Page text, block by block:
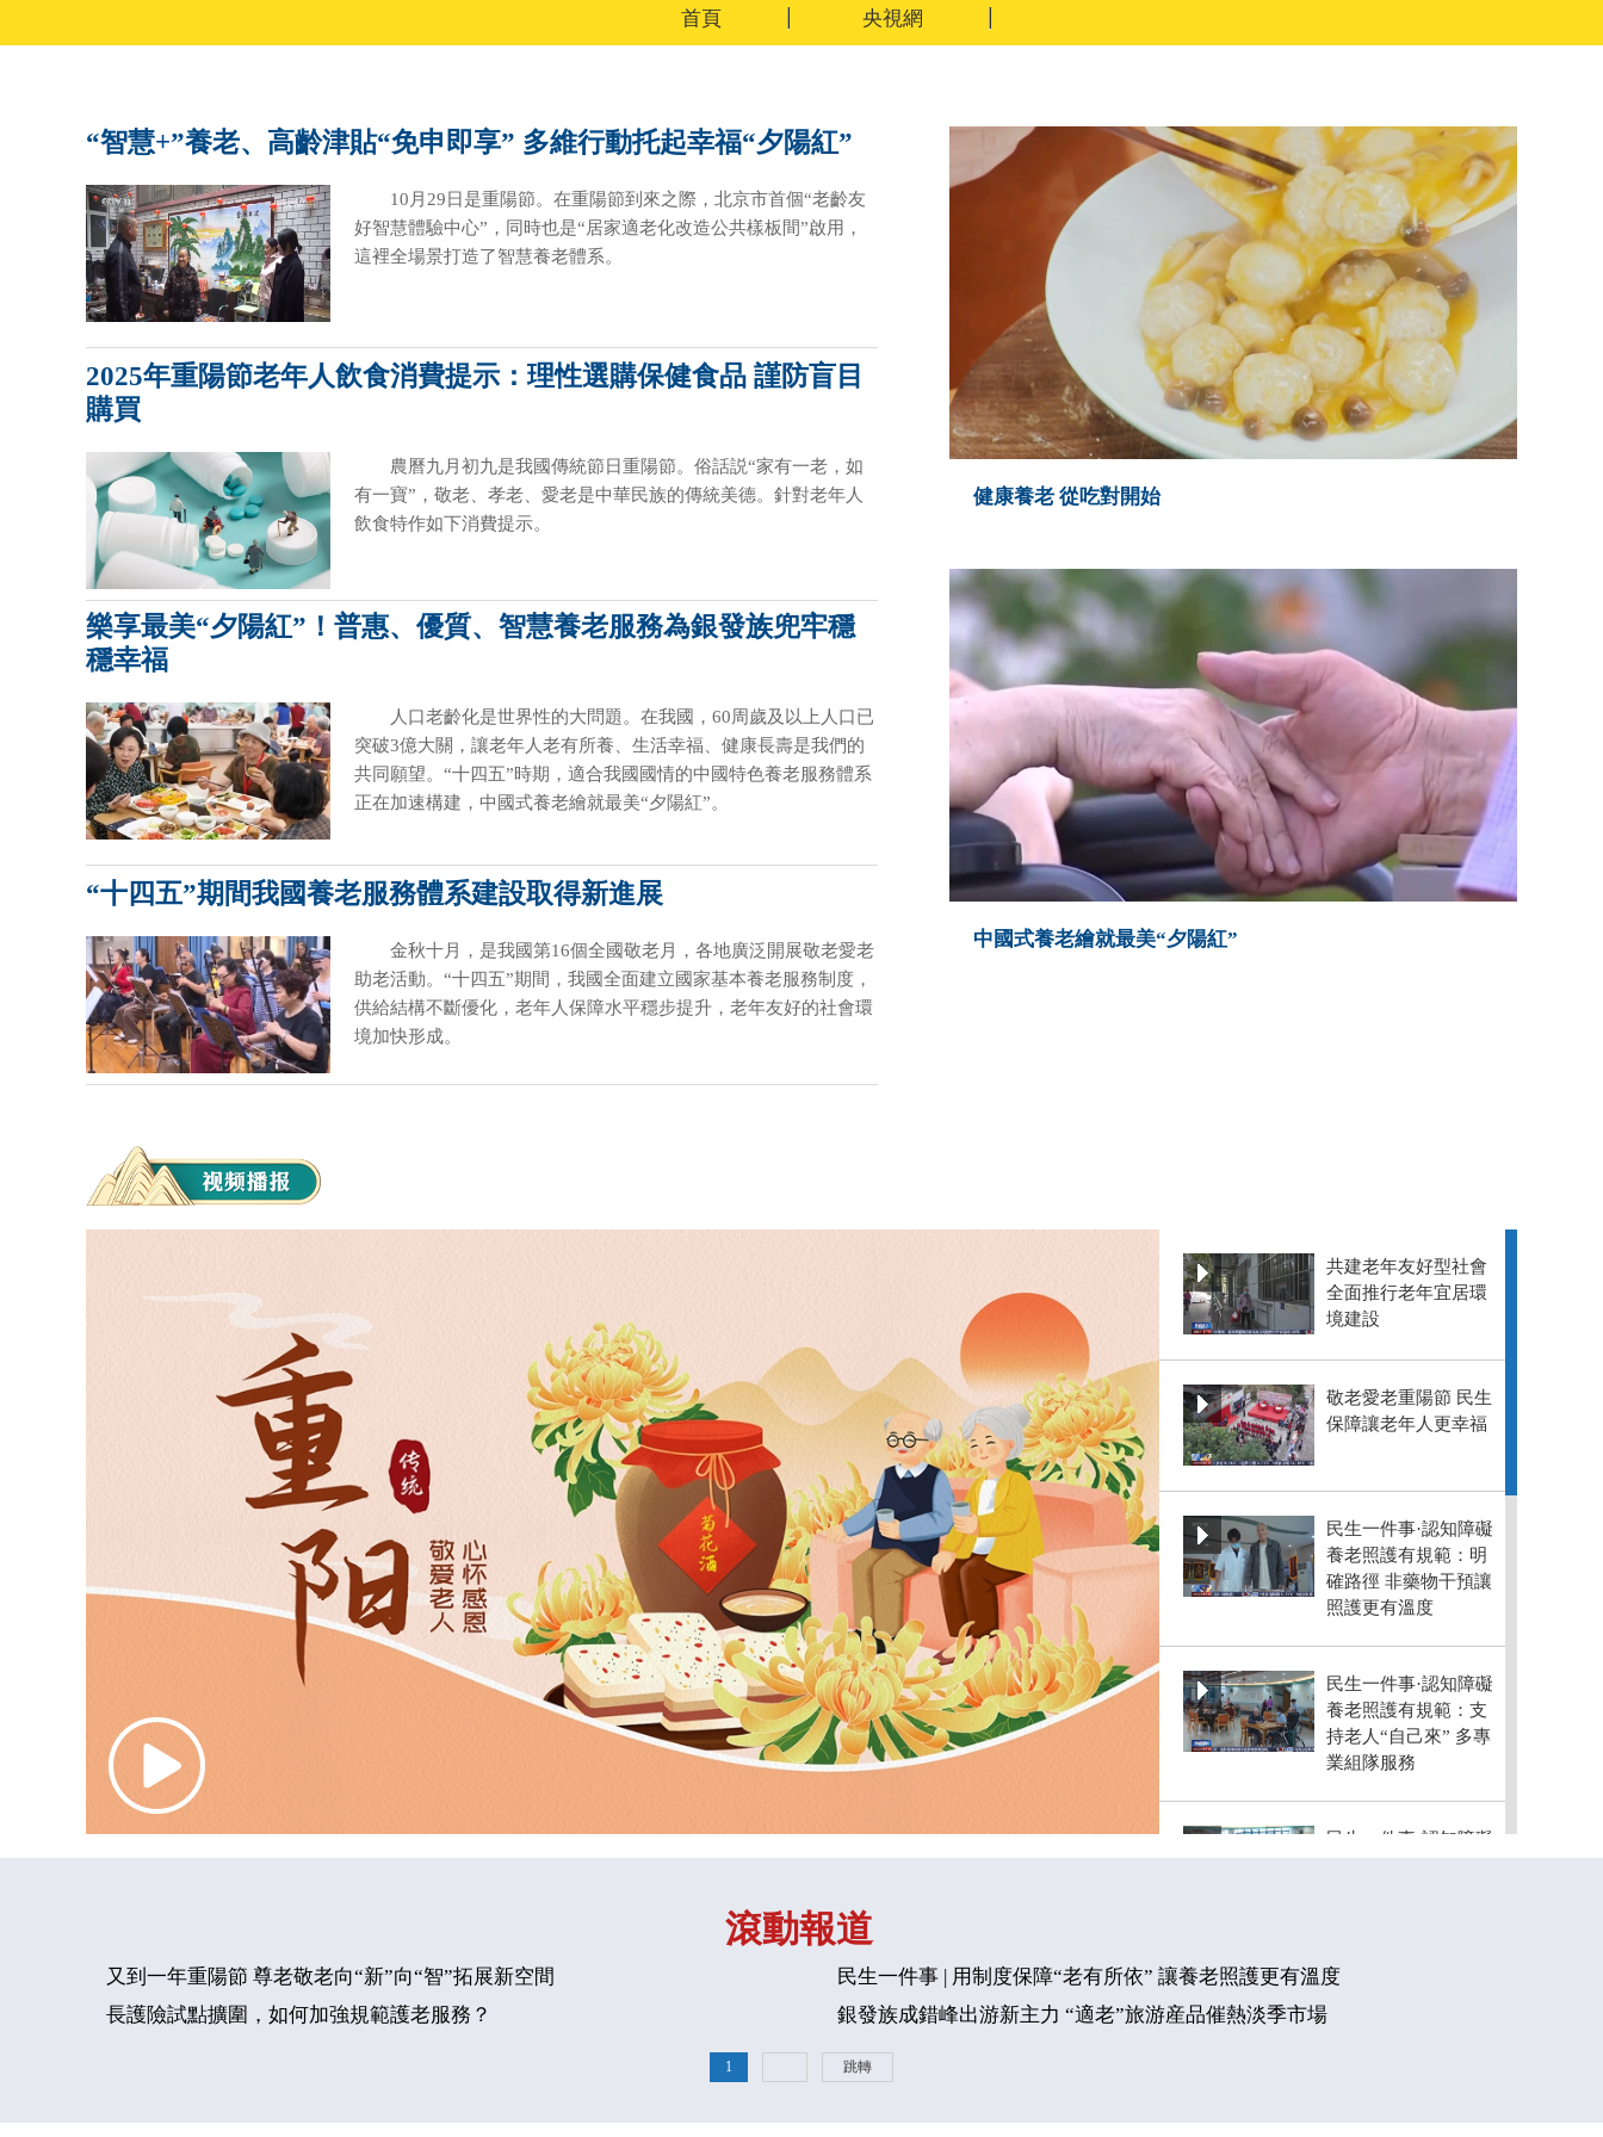
首頁 央視網
“智慧+”養老、高齡津貼“免申即享” 多維行動托起幸福“夕陽紅”
10月29日是重陽節。在重陽節到來之際，北京市首個“老齡友
好智慧體驗中心”，同時也是“居家適老化改造公共樣板間”啟用，
這裡全場景打造了智慧養老體系。
2025年重陽節老年人飲食消費提示：理性選購保健食品 謹防盲目
購買
農曆九月初九是我國傳統節日重陽節。俗話説“家有一老，如
有一寶”，敬老、孝老、愛老是中華民族的傳統美德。針對老年人
飲食特作如下消費提示。
樂享最美“夕陽紅”！普惠、優質、智慧養老服務為銀發族兜牢穩
穩幸福
人口老齡化是世界性的大問題。在我國，60周歲及以上人口已
突破3億大關，讓老年人老有所養、生活幸福、健康長壽是我們的
共同願望。“十四五”時期，適合我國國情的中國特色養老服務體系
正在加速構建，中國式養老繪就最美“夕陽紅”。
“十四五”期間我國養老服務體系建設取得新進展
金秋十月，是我國第16個全國敬老月，各地廣泛開展敬老愛老
助老活動。“十四五”期間，我國全面建立國家基本養老服務制度，
供給結構不斷優化，老年人保障水平穩步提升，老年友好的社會環
境加快形成。
健康養老 從吃對開始
中國式養老繪就最美“夕陽紅”
共建老年友好型社會
全面推行老年宜居環
境建設
敬老愛老重陽節 民生
保障讓老年人更幸福
民生一件事·認知障礙
養老照護有規範：明
確路徑 非藥物干預讓
照護更有溫度
民生一件事·認知障礙
養老照護有規範：支
持老人“自己來” 多專
業組隊服務
民生一件事·認知障礙
老服務體系建設取得
適合我國國情的養老
滾動報道
又到一年重陽節 尊老敬老向“新”向“智”拓展新空間
民生一件事 | 用制度保障“老有所依” 讓養老照護更有溫度
長護險試點擴圍，如何加強規範護老服務？
銀發族成錯峰出游新主力 “適老”旅游産品催熱淡季市場
1 跳轉